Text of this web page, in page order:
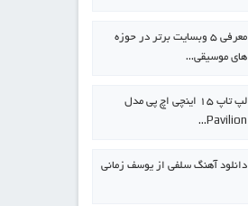
معرفی ۵ وبسایت برتر در حوزه
های موسیقی…
لپ تاپ ۱۵ اینچی اچ پی مدل
Pavilion…
دانلود آهنگ سلفی از یوسف زمانی